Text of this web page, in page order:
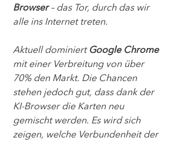
Browser – das Tor, durch das wir
alle ins Internet treten.
Aktuell dominiert Google Chrome
mit einer Verbreitung von über
70% den Markt. Die Chancen
stehen jedoch gut, dass dank der
KI-Browser die Karten neu
gemischt werden. Es wird sich
zeigen, welche Verbundenheit der